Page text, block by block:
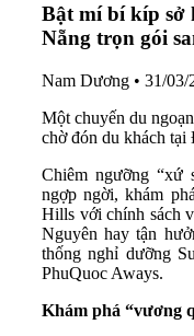
Bật mí bí kíp sở
Nẵng trọn gói
Nam Dương • 31/03/
Một chuyến du
chờ đón du khách tại
Chiêm ngưỡng
ngợp ngời, khám
Hills với chính sách
Nguyên hay tận
thống nghỉ dưỡng
PhuQuoc Aways.
Khám phá “vương